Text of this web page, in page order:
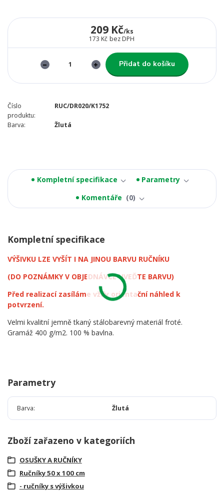
209 Kč/ks
173 Kč bez DPH
Přidat do košíku
Číslo
produktu:
RUC/DR020/K1752
Barva: Žlutá
Kompletní specifikace
Parametry
Komentáře
0
Kompletní specifikace
VÝŠIVKU LZE VYŠÍT I NA JINOU BARVU RUČNÍKU
(DO POZNÁMKY V OBJEDNÁVCE UVEĎTE BARVU)
Před realizací zasíláme vždy orientační náhled k
potvrzení.
Velmi kvalitní jemně tkaný stálobarevný materiál froté.
Gramáž 400 g/m2. 100 % bavlna.
Parametry
Barva Žlutá
Zboží zařazeno v kategoriích
OSUŠKY A RUČNÍKY
Ručníky 50 x 100 cm
- ručníky s výšivkou